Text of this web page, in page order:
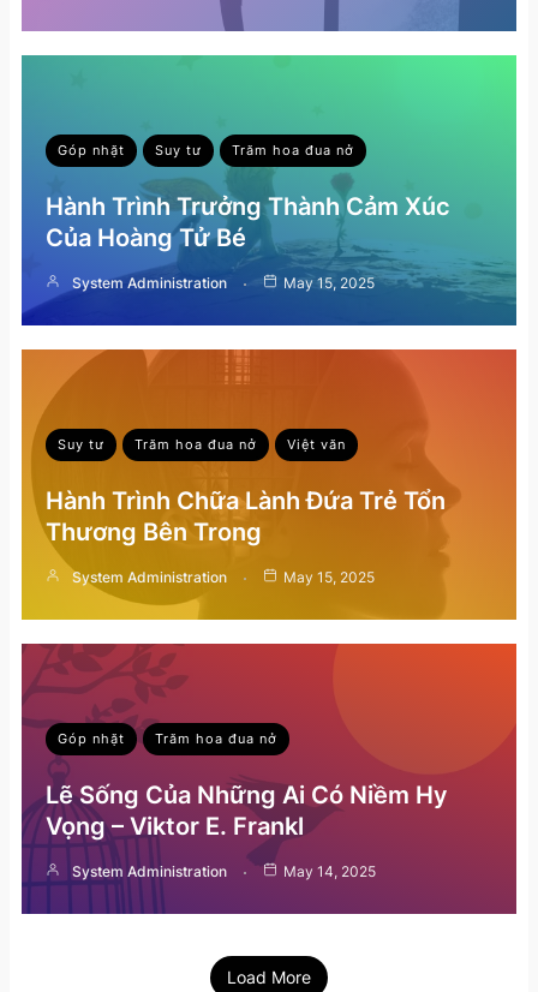
Góp nhặt Suy tư Trăm hoa đua nở
Hành Trình Trưởng Thành Cảm Xúc
Của Hoàng Tử Bé
System Administration May 15, 2025
Suy tư Trăm hoa đua nở Việt văn
Hành Trình Chữa Lành Đứa Trẻ Tổn
Thương Bên Trong
System Administration May 15, 2025
Góp nhặt Trăm hoa đua nở
Lẽ Sống Của Những Ai Có Niềm Hy
Vọng – Viktor E. Frankl
System Administration May 14, 2025
Load More